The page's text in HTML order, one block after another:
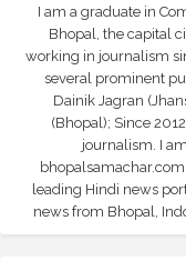
I am a graduate in
Bhopal, the capital
working in journalism
several prominent
Dainik Jagran
(Bhopal); Since
journalism. I
leading Hindi news
news from Bhopal,